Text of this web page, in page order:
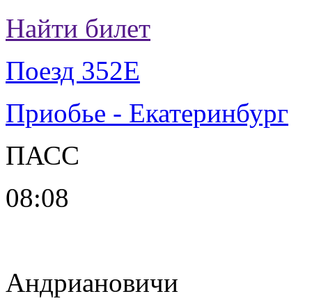
Найти билет
Поезд 352Е
Приобье - Екатеринбург
ПАСС
08:08
Андриановичи